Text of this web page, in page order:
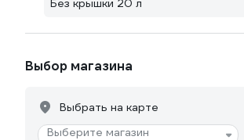
Без крышки 20 л
Выбор магазина
Выбрать на карте
Выберите магазин